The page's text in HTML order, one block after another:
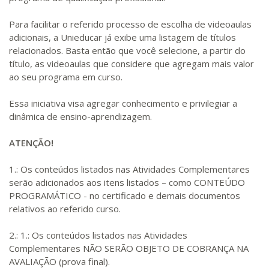
Para facilitar o referido processo de escolha de videoaulas
adicionais, a Unieducar já exibe uma listagem de títulos
relacionados. Basta então que você selecione, a partir do
título, as videoaulas que considere que agregam mais valor
ao seu programa em curso.
Essa iniciativa visa agregar conhecimento e privilegiar a
dinâmica de ensino-aprendizagem.
ATENÇÃO!
1.: Os conteúdos listados nas Atividades Complementares
serão adicionados aos itens listados – como CONTEÚDO
PROGRAMÁTICO - no certificado e demais documentos
relativos ao referido curso.
2.: 1.: Os conteúdos listados nas Atividades
Complementares NÃO SERÃO OBJETO DE COBRANÇA NA
AVALIAÇÃO (prova final).